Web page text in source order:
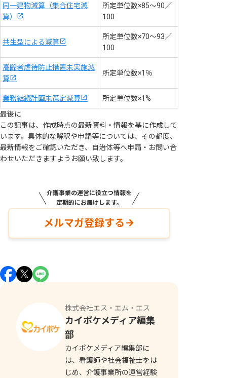
同一建物減算（集合住宅減
算）
所定単位数×85～90／
100
共生型による減算
所定単位数×70～93／
100
高齢者虐待防止措置未実施減
算
所定単位数×1％
業務継続計画未策定減算
所定単位数×1%
最後に
この記事は、作成時点の最新資料・情報を基に作成して
います。具体的な解釈や申請等については、その都度、
最新情報をご確認いただき、自治体等へ申請・お問い合
わせいただきますようお願い致します。
介護事業の運営に役立つ情報を
定期的にお届けします。
メルマガ登録する
株式会社エス・エム・エス
カイポケメディア編集
部
カイポケメディア編集部に
は、看護師や社会福祉士をは
じめ、介護事業所の運営経験